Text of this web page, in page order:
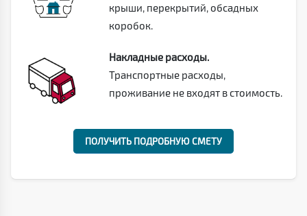
крыши, перекрытий, обсадных
коробок.
Накладные расходы.
Транспортные расходы,
проживание не входят в стоимость.
ПОЛУЧИТЬ ПОДРОБНУЮ СМЕТУ